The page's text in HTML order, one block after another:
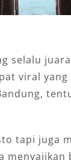
selalu
viral
tapi juga
menyajikan